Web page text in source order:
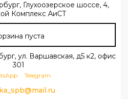
Глухоозерское шоссе, 4,
Комплекс АиСТ
пуста
ул. Варшавская, д5 к2, офис
301
Telegram